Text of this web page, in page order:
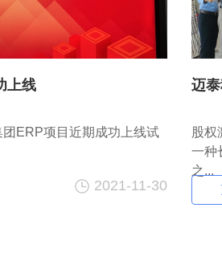
上线
ERP项目近期成功上线试
2021-11-30
迈
股权
一种
之...